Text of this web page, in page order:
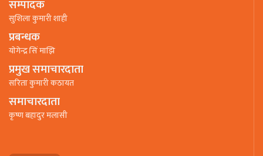
सम्पादक
सुशिला कुमारी शाही
प्रबन्धक
याेगेन्द्र सिं माझि
प्रमुख समाचारदाता
सरिता कुमारी कठायत
समाचारदाता
कृष्ण बहादुर मलासी